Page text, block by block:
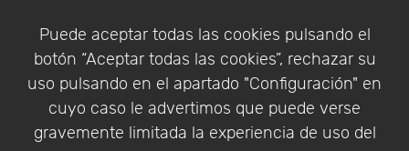
Puede aceptar todas las cookies pulsando el
botón “Aceptar todas las cookies”, rechazar su
uso pulsando en el apartado "Configuración" en
cuyo caso le advertimos que puede verse
gravemente limitada la experiencia de uso del
Empresa|Aviso Legal| Política de Privacidad |